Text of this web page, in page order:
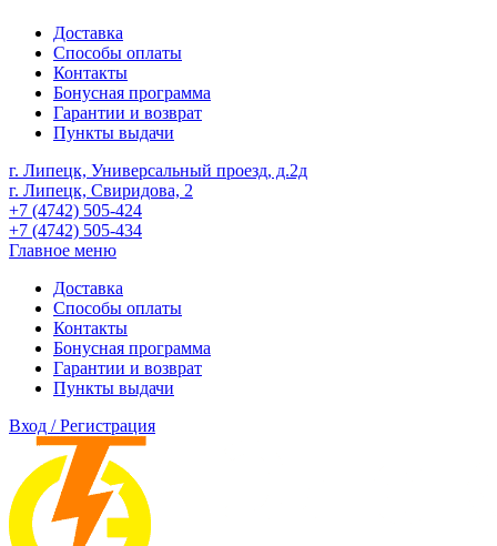
Доставка
Способы оплаты
Контакты
Бонусная программа
Гарантии и возврат
Пункты выдачи
г. Липецк, Универсальный проезд, д.2д
г. Липецк, Свиридова, 2
+7 (4742) 505-424
+7 (4742) 505-434
Главное меню
Доставка
Способы оплаты
Контакты
Бонусная программа
Гарантии и возврат
Пункты выдачи
Вход / Регистрация